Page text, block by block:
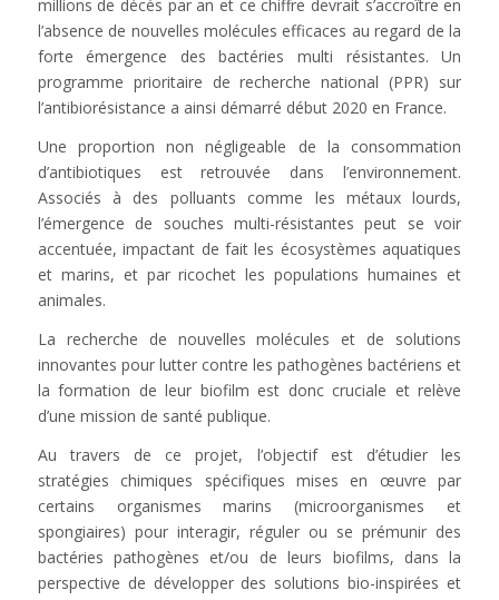
millions de décès par an et ce chiffre devrait s’accroître en
l’absence de nouvelles molécules efficaces au regard de la
forte émergence des bactéries multi résistantes. Un
programme prioritaire de recherche national (PPR) sur
l’antibiorésistance a ainsi démarré début 2020 en France.
Une proportion non négligeable de la consommation
d’antibiotiques est retrouvée dans l’environnement.
Associés à des polluants comme les métaux lourds,
l’émergence de souches multi-résistantes peut se voir
accentuée, impactant de fait les écosystèmes aquatiques
et marins, et par ricochet les populations humaines et
animales.
La recherche de nouvelles molécules et de solutions
innovantes pour lutter contre les pathogènes bactériens et
la formation de leur biofilm est donc cruciale et relève
d’une mission de santé publique.
Au travers de ce projet, l’objectif est d’étudier les
stratégies chimiques spécifiques mises en œuvre par
certains organismes marins (microorganismes et
spongiaires) pour interagir, réguler ou se prémunir des
bactéries pathogènes et/ou de leurs biofilms, dans la
perspective de développer des solutions bio-inspirées et